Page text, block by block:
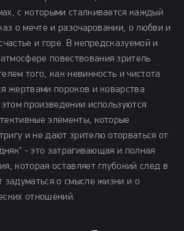
с которыми сталкивается каждый
о мечте и разочаровании, о любви и
и горе. В непредсказуемой и
повествования зритель
того, как невинность и чистота
жертвами пороков и коварства
произведении используются
элементы, которые
и не дают зрителю оторваться от
- это затрагивающая и полная
которая оставляет глубокий след в
задуматься о смысле жизни и о
отношений.